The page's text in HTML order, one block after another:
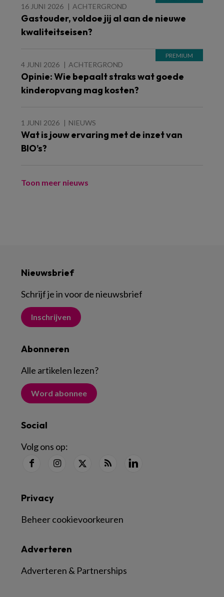
16 JUNI 2026 ACHTERGROND
Gastouder, voldoe jij al aan de nieuwe
kwaliteitseisen?
4 JUNI 2026 ACHTERGROND
Opinie: Wie bepaalt straks wat goede
kinderopvang mag kosten?
1 JUNI 2026 NIEUWS
Wat is jouw ervaring met de inzet van
BIO’s?
Toon meer nieuws
Nieuwsbrief
Schrijf je in voor de nieuwsbrief
Inschrijven
Abonneren
Alle artikelen lezen?
Word abonnee
Social
Volg ons op:
Adverteren
Adverteren & Partnerships
Privacy
Beheer cookievoorkeuren